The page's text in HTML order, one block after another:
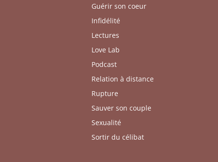
Guérir son coeur
Infidélité
Lectures
Love Lab
Podcast
Relation à distance
Rupture
Sauver son couple
Sexualité
Sortir du célibat